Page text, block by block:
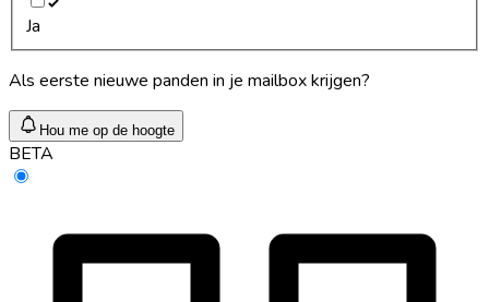
Ja
Als eerste nieuwe panden in je mailbox krijgen?
Hou me op de hoogte
BETA